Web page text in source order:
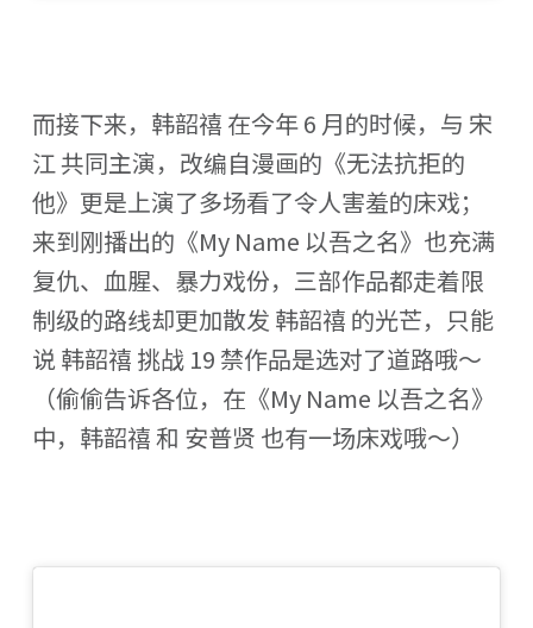
而接下来，韩韶禧 在今年 6 月的时候，与 宋
江 共同主演，改编自漫画的《无法抗拒的
他》更是上演了多场看了令人害羞的床戏；
来到刚播出的《My Name 以吾之名》也充满
复仇、血腥、暴力戏份，三部作品都走着限
制级的路线却更加散发 韩韶禧 的光芒，只能
说 韩韶禧 挑战 19 禁作品是选对了道路哦～
（偷偷告诉各位，在《My Name 以吾之名》
中，韩韶禧 和 安普贤 也有一场床戏哦～）